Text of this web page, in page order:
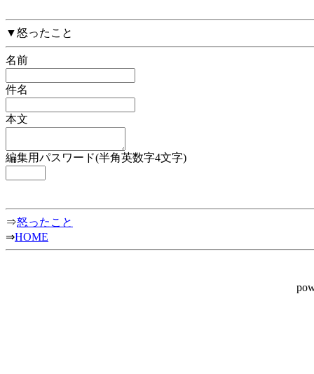
▼怒ったこと
名前
件名
本文
編集用パスワード(半角英数字4文字)
⇒怒ったこと
⇒HOME